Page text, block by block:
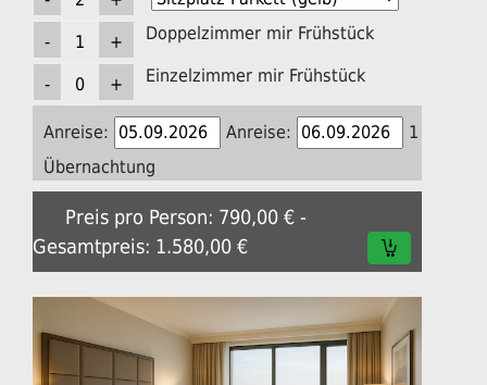
Doppelzimmer mir Frühstück
Einzelzimmer mir Frühstück
Anreise: Anreise:
1
Übernachtung
Preis pro Person: 790,00 € -
Gesamtpreis: 1.580,00 €